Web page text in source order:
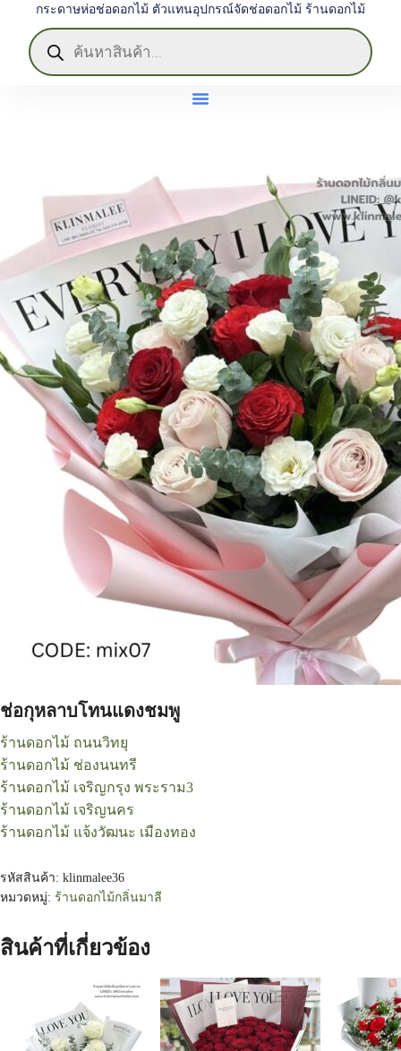
กระดาษห่อช่อดอกไม้ ตัวแทนอุปกรณ์จัดช่อดอกไม้ ร้านดอกไม้
ช่อกุหลาบโทนแดงชมพู
ร้านดอกไม้ ถนนวิทยุ
ร้านดอกไม้ ช่องนนทรี
ร้านดอกไม้ เจริญกรุง พระราม3
ร้านดอกไม้ เจริญนคร
ร้านดอกไม้ แจ้งวัฒนะ เมืองทอง
รหัสสินค้า: klinmalee36
หมวดหมู่: ร้านดอกไม้กลิ่นมาลี
สินค้าที่เกี่ยวข้อง